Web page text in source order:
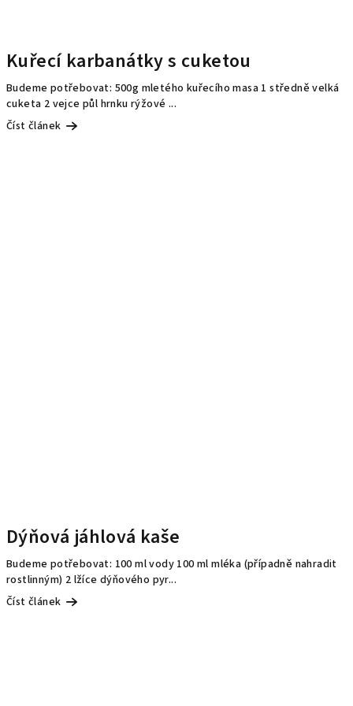
Kuřecí karbanátky s cuketou
Budeme potřebovat: 500g mletého kuřecího masa 1 středně velká
cuketa 2 vejce půl hrnku rýžové ...
Číst článek
Dýňová jáhlová kaše
Budeme potřebovat: 100 ml vody 100 ml mléka (případně nahradit
rostlinným) 2 lžíce dýňového pyr...
Číst článek